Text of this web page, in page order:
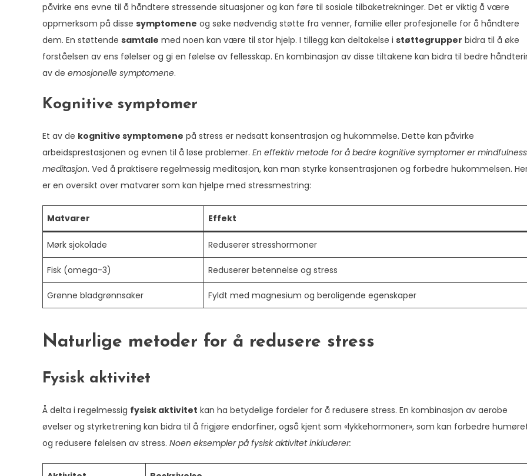
påvirke ens evne til å håndtere stressende situasjoner og kan føre til sosiale tilbaketrekninger. Det er viktig å være
oppmerksom på disse symptomene og søke nødvendig støtte fra venner, familie eller profesjonelle for å håndtere
dem. En støttende samtale med noen kan være til stor hjelp. I tillegg kan deltakelse i støttegrupper bidra til å øke
forståelsen av ens følelser og gi en følelse av fellesskap. En kombinasjon av disse tiltakene kan bidra til bedre
av de emosjonelle symptomene.
Kognitive symptomer
Et av de kognitive symptomene på stress er nedsatt konsentrasjon og hukommelse. Dette kan påvirke
arbeidsprestasjonen og evnen til å løse problemer. En effektiv metode for å bedre kognitive symptomer er
meditasjon. Ved å praktisere regelmessig meditasjon, kan man styrke konsentrasjonen og forbedre hukommelsen.
er en oversikt over matvarer som kan hjelpe med stressmestring:
Matvarer Effekt
Mørk sjokolade Reduserer stresshormoner
Fisk (omega-3) Reduserer betennelse og stress
Grønne bladgrønnsaker Fyldt med magnesium og beroligende egenskaper
Naturlige metoder for å redusere stress
Fysisk aktivitet
Å delta i regelmessig fysisk aktivitet kan ha betydelige fordeler for å redusere stress. En kombinasjon av aerobe
øvelser og styrketrening kan bidra til å frigjøre endorfiner, også kjent som «lykkehormoner», som kan forbedre
og redusere følelsen av stress. Noen eksempler på fysisk aktivitet inkluderer: